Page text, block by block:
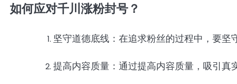
如何应对千川涨粉封号？
坚守道德底线：在追求粉丝的过程中，要坚
提高内容质量：通过提高内容质量，吸引真